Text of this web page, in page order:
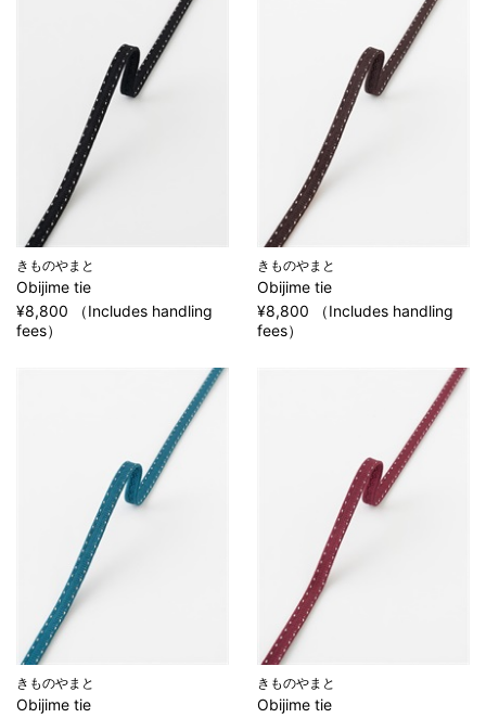
きものやまと
Obijime tie
¥8,800 （Includes handling
fees）
きものやまと
Obijime tie
¥8,800 （Includes handling
fees）
きものやまと
Obijime tie
きものやまと
Obijime tie